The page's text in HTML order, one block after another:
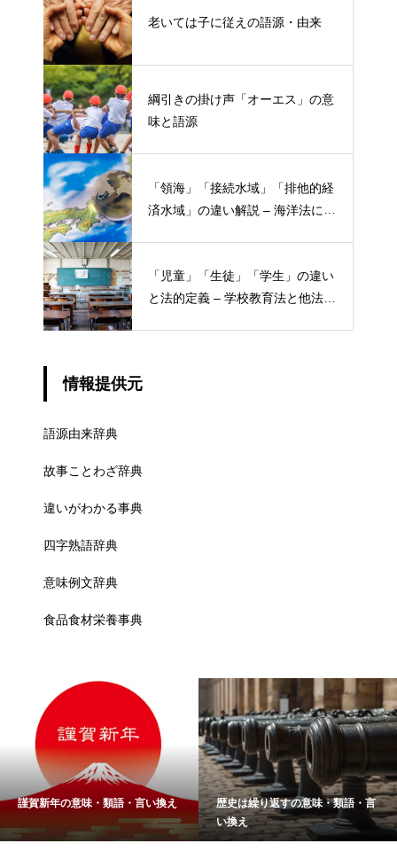
老いては子に従えの語源・由来
綱引きの掛け声「オーエス」の意
味と語源
「領海」「接続水域」「排他的経
済水域」の違い解説 – 海洋法にお
「児童」「生徒」「学生」の違い
と法的定義 – 学校教育法と他法律
情報提供元
語源由来辞典
故事ことわざ辞典
違いがわかる事典
四字熟語辞典
意味例文辞典
食品食材栄養事典
謹賀新年の意味・類語・言い換え
歴史は繰り返すの意味・類語・言
い換え